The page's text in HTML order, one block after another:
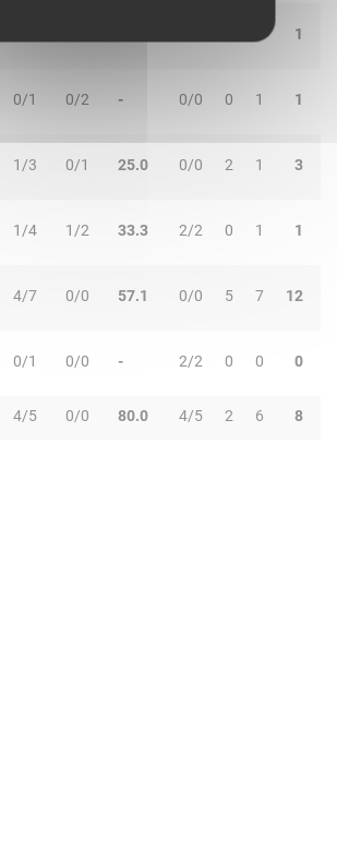
1
0/1 0/2 - 0/0 0 1 1
1/3 0/1 25.0 0/0 2 1 3
1/4 1/2 33.3 2/2 0 1 1
4/7 0/0 57.1 0/0 5 7 12
0/1 0/0 - 2/2 0 0 0
4/5 0/0 80.0 4/5 2 6 8